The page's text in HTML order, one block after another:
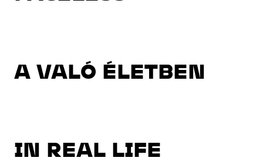
A VALÓ ÉLETBEN
IN REAL LIFE